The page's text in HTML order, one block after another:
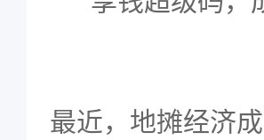
最近，地摊经济